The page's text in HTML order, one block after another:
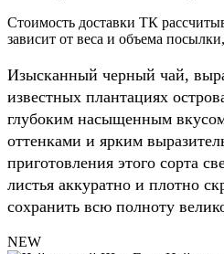
Стоимость доставки ТК
зависит от веса и объема
Изысканный черный чай,
известных плантациях
глубоким насыщенным
оттенками и ярким
приготовления этого сорта
листья аккуратно и плотно
сохранить всю полноту
NEW